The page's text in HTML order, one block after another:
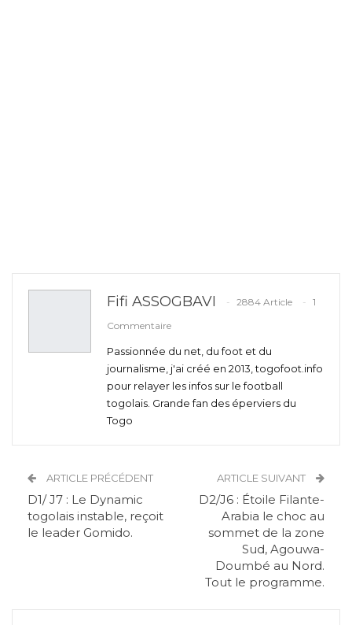
Fifi ASSOGBAVI 2884 Article
1
Commentaire
Passionnée du net, du foot et du
journalisme, j'ai créé en 2013, togofoot.info
pour relayer les infos sur le football
togolais. Grande fan des éperviers du
Togo
ARTICLE PRÉCÉDENT
D1/ J7 : Le Dynamic
togolais instable, reçoit
le leader Gomido.
ARTICLE SUIVANT
D2/J6 : Étoile Filante-
Arabia le choc au
sommet de la zone
Sud, Agouwa-
Doumbé au Nord.
Tout le programme.